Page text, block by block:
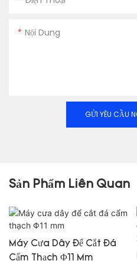
Nội Dung
GỬI YÊU CẦU
Sản Phẩm Liên Quan
Máy Cưa Dây Để Cắt Đá
Cẩm Thạch Φ11 Mm